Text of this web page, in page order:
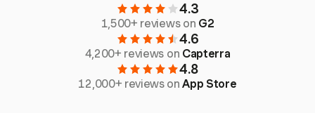
4.3
1,500+ reviews on G2
4.6
4,200+ reviews on Capterra
4.8
12,000+ reviews onApp Store